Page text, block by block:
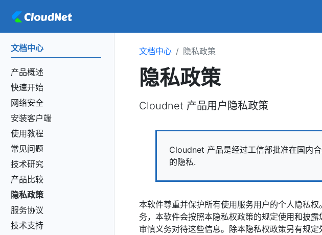
文档中心
产品概述
快速开始
网络安全
安装客户端
使用教程
常见问题
技术研究
产品比较
隐私政策
服务协议
技术支持
文档中心 隐私政策
隐私政策
Cloudnet 产品用户隐私政策
Cloudnet 产品是经过工信部批准在国内
的隐私.
本软件尊重并保护所有使用服务用户的个人隐私
务，本软件会按照本隐私权政策的规定使用和披露
审慎义务对待这些信息。除本隐私权政策另有规